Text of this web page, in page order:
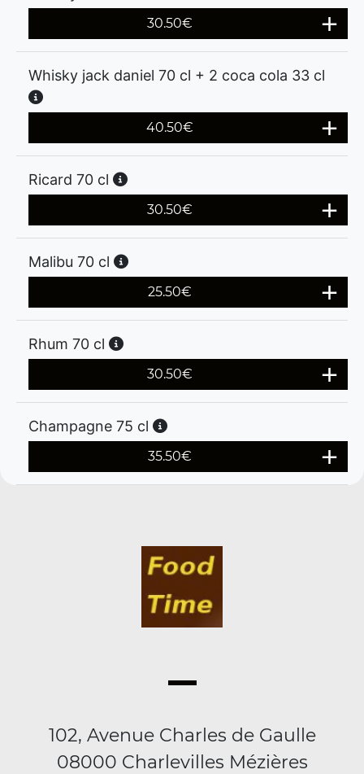
30.50€
Whisky jack daniel 70 cl + 2 coca cola 33 cl
40.50€
Ricard 70 cl
30.50€
Malibu 70 cl
25.50€
Rhum 70 cl
30.50€
Champagne 75 cl
35.50€
102, Avenue Charles de Gaulle
08000 Charlevilles Mézières